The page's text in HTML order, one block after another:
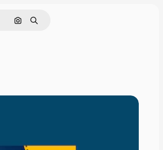
Pesquisar por imagem
Buscar